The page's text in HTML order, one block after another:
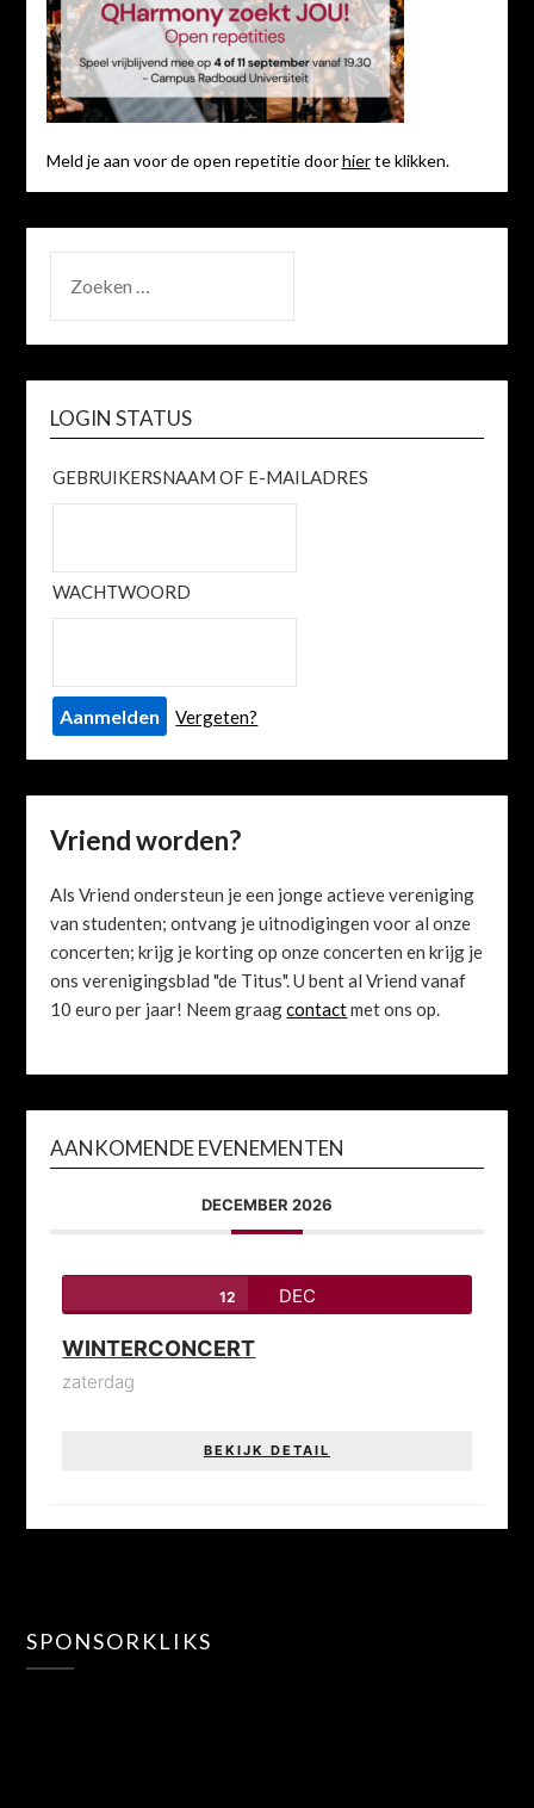
Meld je aan voor de open repetitie doorhierte klikken.
NAAR:
LOGIN STATUS
GEBRUIKERSNAAM OF E-MAILADRES
WACHTWOORD
Vergeten?
Vriend worden?
Als Vriend ondersteun je een jonge actieve vereniging
van studenten; ontvang je uitnodigingen voor al onze
concerten; krijg je korting op onze concerten en krijg je
ons verenigingsblad "de Titus". U bent al Vriend vanaf
10 euro per jaar! Neem graagcontactmet ons op.
AANKOMENDE EVENEMENTEN
DECEMBER 2026
12 DEC
WINTERCONCERT
zaterdag
BEKIJK DETAIL
SPONSORKLIKS